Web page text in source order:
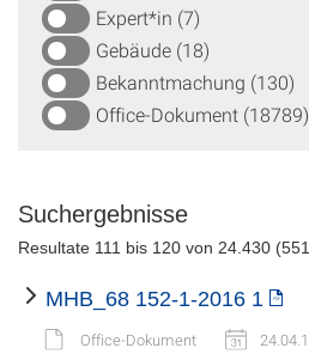
Expert*in (7)
Gebäude (18)
Bekanntmachung (130)
Office-Dokument (18789)
Suchergebnisse
Resultate 111 bis 120 von 24.430
MHB_68 152-1-2016 1
Office-Dokument